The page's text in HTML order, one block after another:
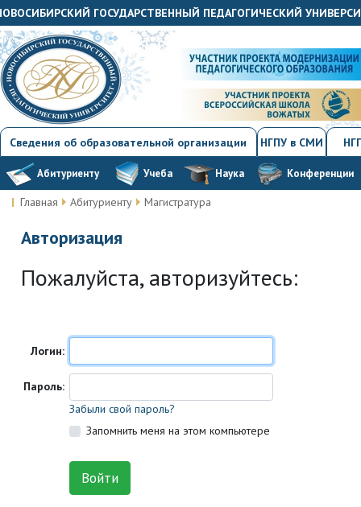
ГОСУДАРСТВЕННЫЙ ПЕДАГОГИЧЕСКИЙ
Сведения об образовательной организации НГПУ в СМИ
Абитуриенту Учеба Наука Конференции
Главная Абитуриенту Магистратура
Авторизация
Пожалуйста, авторизуйтесь:
Логин:
Пароль:
Забыли свой пароль?
Запомнить меня на этом компьютере